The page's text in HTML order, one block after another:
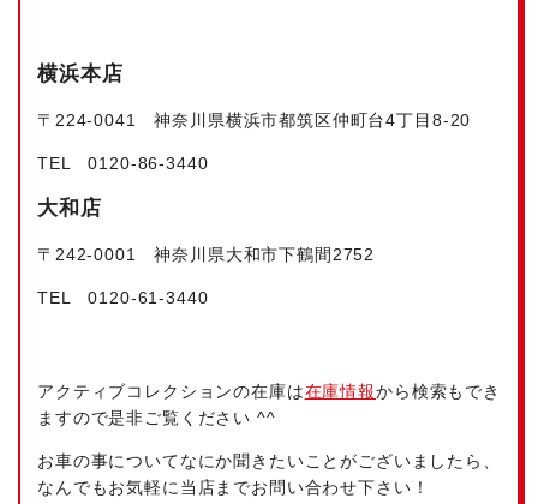
横浜本店
〒224‐0041 神奈川県横浜市都筑区仲町台4丁目8-20
TEL 0120-86-3440
大和店
〒242-0001 神奈川県大和市下鶴間2752
TEL 0120-61-3440
アクティブコレクションの在庫は在庫情報から検索もでき
ますので是非ご覧ください ^^
お車の事についてなにか聞きたいことがございましたら、
なんでもお気軽に当店までお問い合わせ下さい！